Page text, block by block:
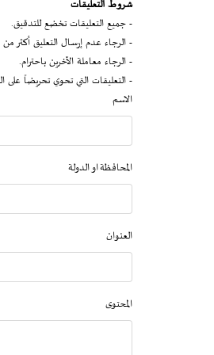
شروط التعليقات
- جميع التعليقات تخضع للتدقيق.
- الرجاء عدم إرسال التعليق أكثر
- الرجاء معاملة الآخرين باحترام.
- التعليقات التي تحوي تحريضاً
الاسم
المحافظة او الدولة
العنوان
المحتوى